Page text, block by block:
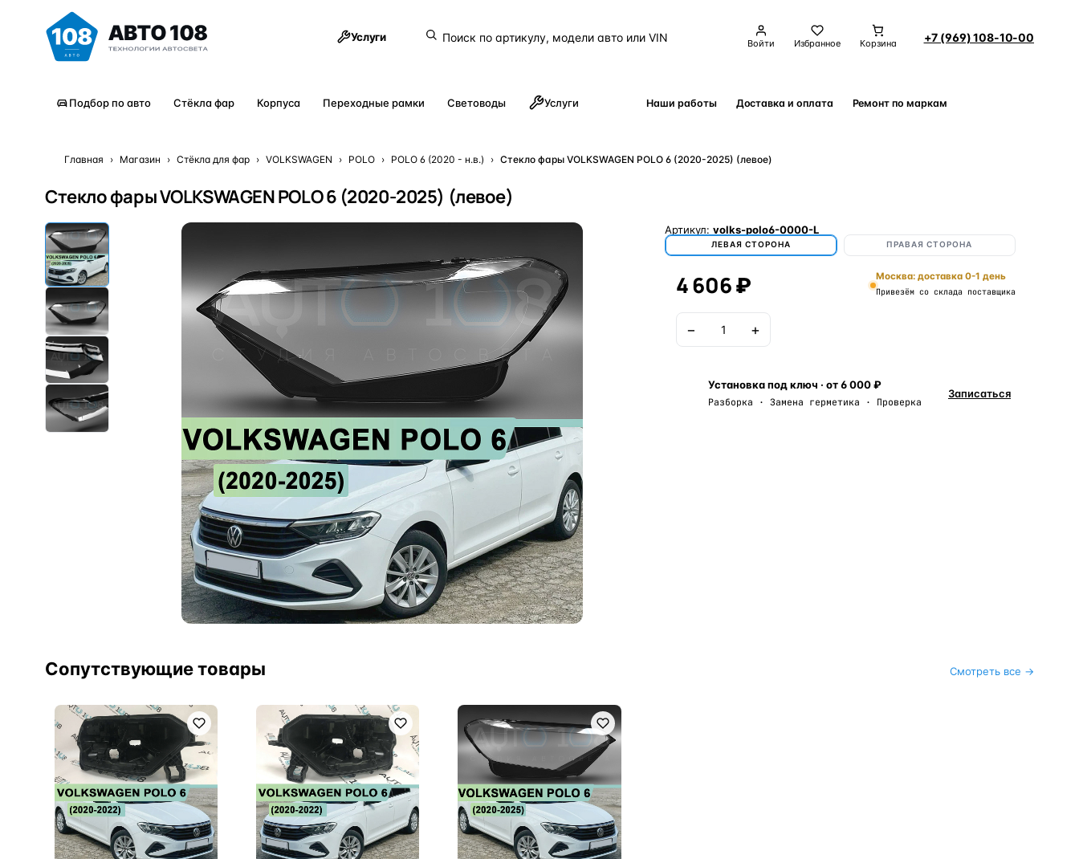
Услуги Войти Избранное Корзина +7 (969) 108-10-00
Подбор по авто Стёкла фар Корпуса Переходные рамки Световоды Услуги Наши работы Доставка и оплата Ремонт по маркам
Главная › Магазин › Стёкла для фар › VOLKSWAGEN › POLO › POLO 6 (2020 - н.в.) › Стекло фары VOLKSWAGEN POLO 6 (2020-2025) (левое)
Стекло фары VOLKSWAGEN POLO 6 (2020-2025) (левое)
Артикул: volks-polo6-0000-L
ЛЕВАЯ СТОРОНА ПРАВАЯ СТОРОНА
4 606 ₽ Москва: доставка 0-1 день
Привезём со склада поставщика
− +
Установка под ключ · от 6 000 ₽
Разборка · Замена герметика · Проверка
Записаться
Сопутствующие товары Смотреть все →